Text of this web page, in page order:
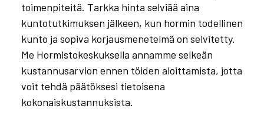
toimenpiteitä. Tarkka hinta selviää aina
kuntotutkimuksen jälkeen, kun hormin todellinen
kunto ja sopiva korjausmenetelmä on selvitetty.
Me Hormistokeskuksella annamme selkeän
kustannusarvion ennen töiden aloittamista, jotta
voit tehdä päätöksesi tietoisena
kokonaiskustannuksista.